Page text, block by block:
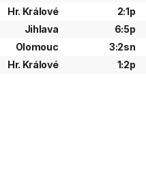
Hr. Králové
2:1p
Jihlava
6:5p
Olomouc
3:2sn
Hr. Králové 1:2p